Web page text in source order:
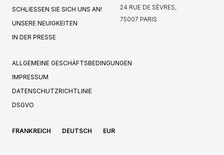
SCHLIESSEN SIE SICH UNS AN!
UNSERE NEUIGKEITEN
IN DER PRESSE
24 RUE DE SÈVRES,
75007 PARIS
ALLGEMEINE GESCHÄFTSBEDINGUNGEN
IMPRESSUM
DATENSCHUTZRICHTLINIE
DSGVO
FRANKREICH DEUTSCH EUR